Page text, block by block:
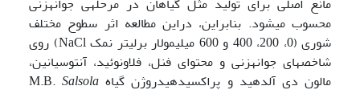
محسوب می­شود. بنابراین، دراین مطالعه اثر سطوح مختلف
شوری (0، 200، 400 و 600 میلی­مولار برلیتر نمک NaCl) روی
شاخص­های جوانه­زنی و محتوای فنل، فلاونوئید، آنتوسیانین،
مالون دی آلدهید و پراکسیدهیدروژن گیاه M.B. Salsola